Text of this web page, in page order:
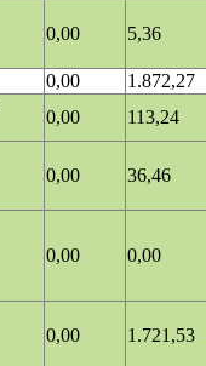
0,00 5,36
0,00
1.872,27
0,00
113,24
0,00 36,46
0,00 0,00
0,00 1.721,53